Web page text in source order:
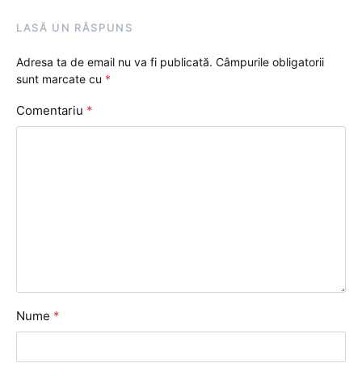
LASĂ UN RĂSPUNS
Adresa ta de email nu va fi publicată. Câmpurile obligatorii
sunt marcate cu *
Comentariu *
Nume *